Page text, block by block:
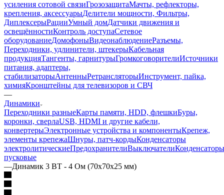
усиления сотовой связиГрозозащитаМачты, рефлекторы,
крепления, аксессуарыДелители мощности, Фильтры,
ДиплексерыРацииУмный домДатчики движения и
освещённостиКонтроль доступаСетевое
оборудованиеДомофоныВидеонаблюдениеРазъемы,
Переходники, удлинители, штекерыКабельная
продукцияТангенты, гарнитурыГромкоговорителиИсточники
питания, адаптеры,
стабилизаторыАнтенныРетрансляторыИнструмент, пайка,
химияКронштейны для телевизоров и СВЧ
—
Динамики
Переходники разныеКарты памяти, HDD, флешкиБуры,
коронки, сверлаUSB, HDMI и другие кабели,
конвертерыЭлектронные устройства и компонентыКрепеж,
элементы крепежаШнуры, патч-кордыКонденсаторы
электролитическиеПредохранителиВыключателиКонденсаторы
пусковые
—Динамик 3 ВТ - 4 Ом (70х70х25 мм)